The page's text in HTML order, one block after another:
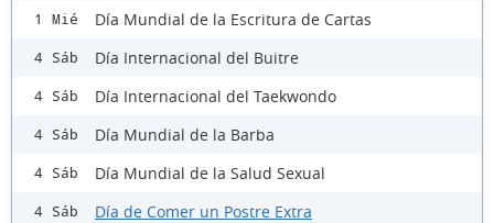
1 Mié Día Mundial de la Escritura de Cartas
4 Sáb Día Internacional del Buitre
4 Sáb Día Internacional del Taekwondo
4 Sáb Día Mundial de la Barba
4 Sáb Día Mundial de la Salud Sexual
4 Sáb Día de Comer un Postre Extra